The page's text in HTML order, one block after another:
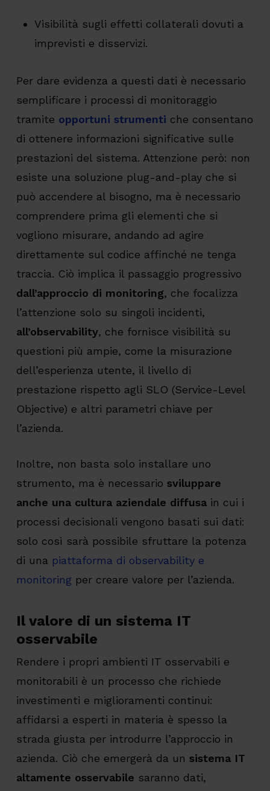
Visibilità sugli effetti collaterali dovuti a
imprevisti e disservizi.
Per dare evidenza a questi dati è necessario
semplificare i processi di monitoraggio
tramite opportuni strumenti che consentano
di ottenere informazioni significative sulle
prestazioni del sistema. Attenzione però: non
esiste una soluzione plug-and-play che si
può accendere al bisogno, ma è necessario
comprendere prima gli elementi che si
vogliono misurare, andando ad agire
direttamente sul codice affinché ne tenga
traccia. Ciò implica il passaggio progressivo
dall’approccio di monitoring, che focalizza
l’attenzione solo su singoli incidenti,
all’observability, che fornisce visibilità su
questioni più ampie, come la misurazione
dell’esperienza utente, il livello di
prestazione rispetto agli SLO (Service-Level
Objective) e altri parametri chiave per
l’azienda.
Inoltre, non basta solo installare uno
strumento, ma è necessario sviluppare
anche una cultura aziendale diffusain cui i
processi decisionali vengono basati sui dati:
solo così sarà possibile sfruttare la potenza
di una piattaforma di observability e
monitoring per creare valore per l’azienda.
Il valore di un sistema IT
osservabile
Rendere i propri ambienti IT osservabili e
monitorabili è un processo che richiede
investimenti e miglioramenti continui:
affidarsi a esperti in materia è spesso la
strada giusta per introdurre l’approccio in
azienda. Ciò che emergerà da un sistema IT
altamente osservabile saranno dati,